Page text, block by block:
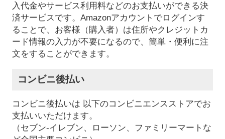
入代金やサービス利用料などのお支払いができる決
済サービスです。Amazonアカウントでログインす
ることで、お客様（購入者）は住所やクレジットカ
ード情報の入力が不要になるので、簡単・便利に注
文をすることができます。
コンビニ後払い
コンビニ後払いは 以下のコンビニエンスストアでお
支払いいただけます。
（セブン-イレブン、ローソン、ファミリーマートな